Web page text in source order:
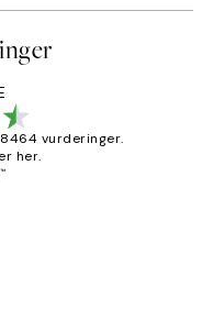
vurderinger.
her.